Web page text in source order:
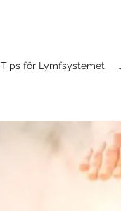
Tips för Lymfsystemet